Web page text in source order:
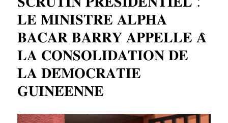
𝐋𝐄 𝐌𝐈𝐍𝐈𝐒𝐓𝐑𝐄 𝐀𝐋𝐏𝐇𝐀
𝐁𝐀𝐂𝐀𝐑 𝐁𝐀𝐑𝐑𝐘 𝐀𝐏𝐏𝐄𝐋𝐋𝐄 𝐀̀
𝐋𝐀 𝐂𝐎𝐍𝐒𝐎𝐋𝐈𝐃𝐀𝐓𝐈𝐎𝐍 𝐃𝐄
𝐋𝐀 𝐃𝐄́𝐌𝐎𝐂𝐑𝐀𝐓𝐈𝐄
𝐆𝐔𝐈𝐍𝐄́𝐄𝐍𝐍𝐄